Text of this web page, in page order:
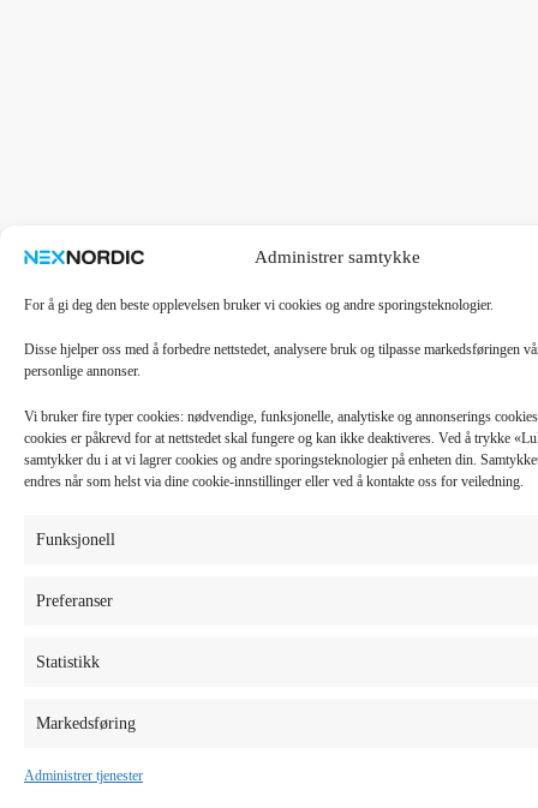
Administrer samtykke
For å gi deg den beste opplevelsen bruker vi cookies og andre sporingsteknologier.
Disse hjelper oss med å forbedre nettstedet, analysere bruk og tilpasse markedsføringen
personlige annonser.
Vi bruker fire typer cookies: nødvendige, funksjonelle, analytiske og annonserings
cookies er påkrevd for at nettstedet skal fungere og kan ikke deaktiveres. Ved å trykke
samtykker du i at vi lagrer cookies og andre sporingsteknologier på enheten din.
endres når som helst via dine cookie-innstillinger eller ved å kontakte oss for veiledning.
Funksjonell
Preferanser
Statistikk
Markedsføring
Administrer tjenester